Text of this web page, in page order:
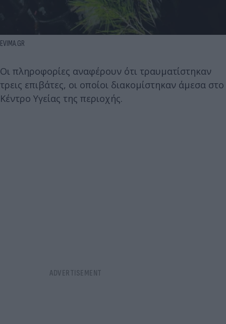
EVIMA.GR
Οι πληροφορίες αναφέρουν ότι τραυματίστηκαν
τρεις επιβάτες, οι οποίοι διακομίστηκαν άμεσα στο
Κέντρο Υγείας της περιοχής.